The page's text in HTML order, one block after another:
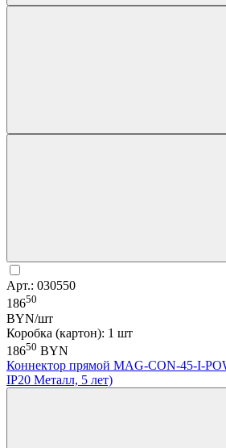
Арт.: 030550
18650
BYN/шт
Коробка (картон): 1 шт
18650 BYN
Коннектор прямой MAG-CON-45-I-
IP20 Металл, 5 лет)